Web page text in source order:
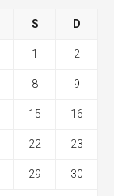
S D
1 2
8 9
15 16
22 23
29 30